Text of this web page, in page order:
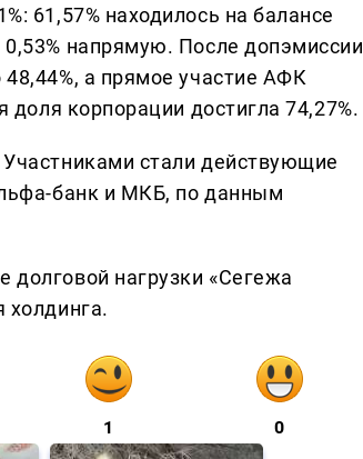
61,57% находилось на балансе
напрямую. После допэмиссии
а прямое участие АФК
доля корпорации достигла 74,27%.
стали действующие
банк и МКБ, по данным
нагрузки «Сегежа
холдинга.
1 0